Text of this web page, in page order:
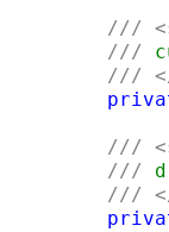
///
///
///
///
///
///